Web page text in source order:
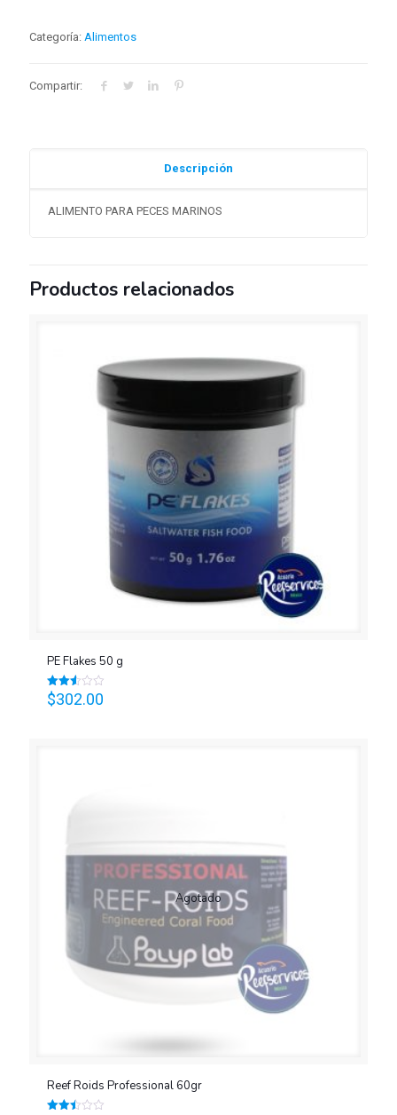
Categoría: Alimentos
Compartir:
Descripción
ALIMENTO PARA PECES MARINOS
Productos relacionados
PE Flakes 50 g
Valorado
en
$302.00
Agotado
Reef Roids Professional 60gr